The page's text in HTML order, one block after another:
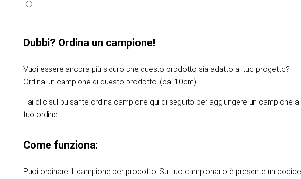
Dubbi? Ordina un campione!
Vuoi essere ancora più sicuro che questo prodotto sia adatto al tuo progetto?
Ordina un campione di questo prodotto. (ca. 10cm)
Fai clic sul pulsante ordina campione qui di seguito per aggiungere un campione al
tuo ordine.
Come funziona:
Puoi ordinare 1 campione per prodotto. Sul tuo campionario è presente un codice